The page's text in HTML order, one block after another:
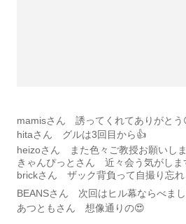
mamisさん 誘ってくれてありがとう
hitaさん グルは3回目から👍
heizoさん また色々ご教授お願いし
きゃんぴっとさん 近々会う気がしま
brickさん ザック背負って自撮り忘れ
BEANSさん 次回はヒル幕ならべま
あつともさん 想像通りの😍